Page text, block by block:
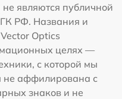
являются публичной
ГК РФ. Названия и
Optics
целях —
с которой мы
не аффилирована с
знаков и не